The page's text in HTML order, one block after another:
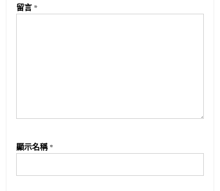
留言 *
顯示名稱 *